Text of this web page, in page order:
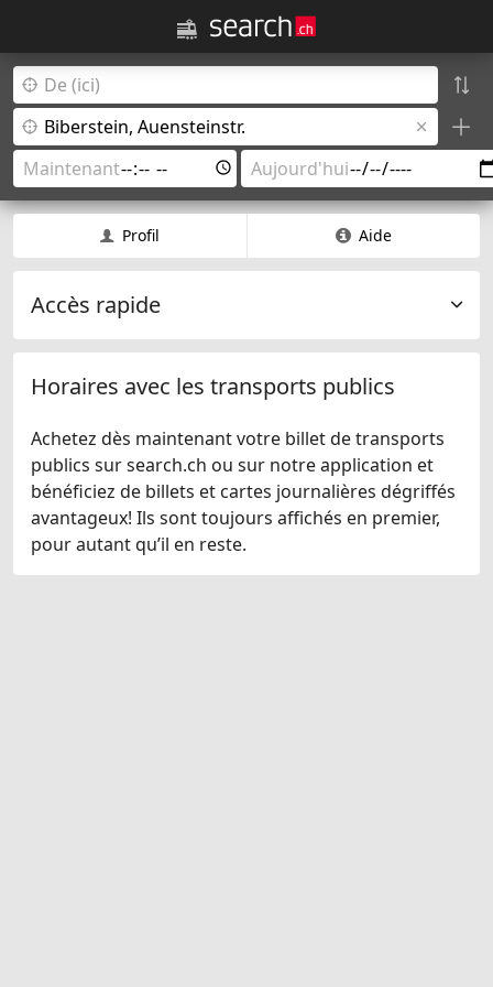
Profil Aide
Accès rapide
Horaires avec les transports publics
Achetez dès maintenant votre billet de transports
publics sur search.ch ou sur notre application et
bénéficiez de billets et cartes journalières dégriffés
avantageux! Ils sont toujours affichés en premier,
pour autant qu’il en reste.